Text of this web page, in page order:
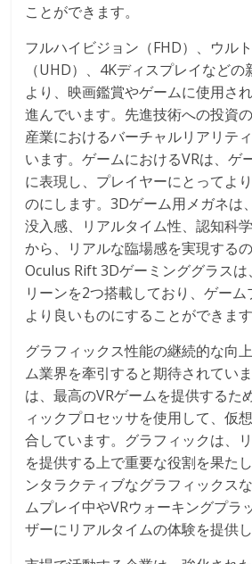
ことができます。
フルハイビジョン（FHD）、ウル
（UHD）、4Kディスプレイなど
より、映画鑑賞やゲームに使用さ
進んでいます。先進技術への投資
産業におけるバーチャルリアリテ
います。ゲームにおけるVRは、ゲ
に表現し、プレイヤーにとってよ
のにします。3Dゲーム用メガネは
没入感、リアルタイム性、認知科
から、リアルな臨場感を実現するの
Oculus Rift 3Dゲーミンググラスは
リーンを2つ搭載しており、ゲー
より良いものにすることができます
グラフィックス性能の継続的な向
ム業界を牽引すると期待されてい
は、最高のVRゲームを提供するた
ィックプロセッサを使用して、仮
合しています。グラフィックは、
を提供する上で重要な役割を果た
ンタラクティブなグラフィックス
ムプレイ中やVRウォーキングプラ
ザーにリアルタイムの体験を提供し